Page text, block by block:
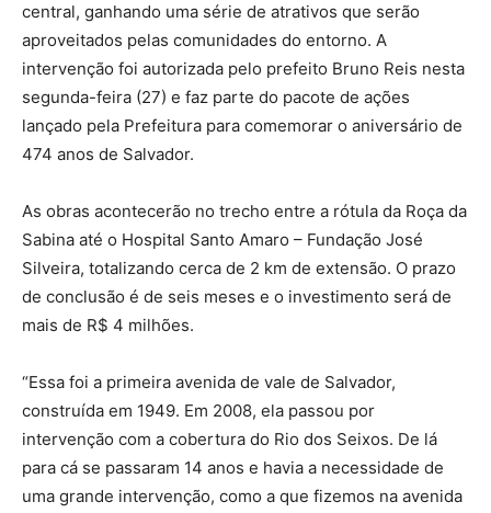
central, ganhando uma série de atrativos que serão
aproveitados pelas comunidades do entorno. A
intervenção foi autorizada pelo prefeito Bruno Reis nesta
segunda-feira (27) e faz parte do pacote de ações
lançado pela Prefeitura para comemorar o aniversário de
474 anos de Salvador.
As obras acontecerão no trecho entre a rótula da Roça da
Sabina até o Hospital Santo Amaro – Fundação José
Silveira, totalizando cerca de 2 km de extensão. O prazo
de conclusão é de seis meses e o investimento será de
mais de R$ 4 milhões.
“Essa foi a primeira avenida de vale de Salvador,
construída em 1949. Em 2008, ela passou por
intervenção com a cobertura do Rio dos Seixos. De lá
para cá se passaram 14 anos e havia a necessidade de
uma grande intervenção, como a que fizemos na avenida